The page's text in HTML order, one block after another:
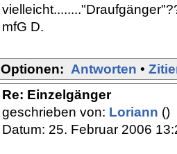
mfG D.
Optionen: Antworten •
Re: Einzelgänger
geschrieben von: Loriann ()
Datum: 25. Februar 2006